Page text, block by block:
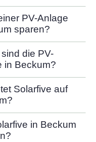
PV-Anlage
sparen?
die PV-
in Beckum?
Solarfive auf
in Beckum